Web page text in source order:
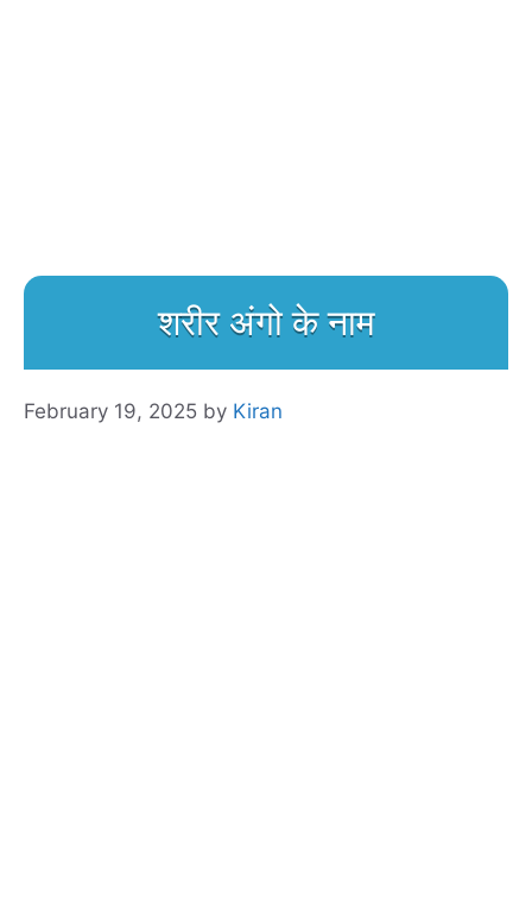
शरीर अंगो के नाम
February 19, 2025 by Kiran